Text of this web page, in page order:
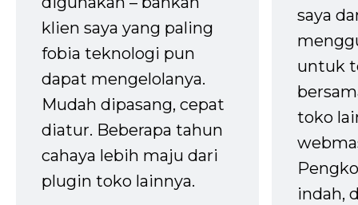
klien saya yang paling
fobia teknologi pun
dapat mengelolanya.
Mudah dipasang, cepat
diatur. Beberapa tahun
cahaya lebih maju dari
plugin toko lainnya.
saya
untuk
toko
indah,